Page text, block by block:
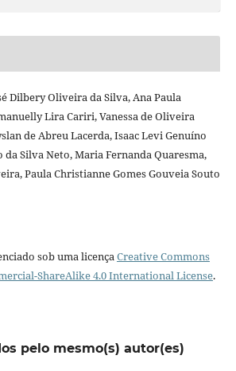
Dilbery Oliveira da Silva, Ana Paula
Lira Cariri, Vanessa de Oliveira
de Abreu Lacerda, Isaac Levi Genuíno
da Silva Neto, Maria Fernanda Quaresma,
Paula Christianne Gomes Gouveia Souto
sob uma licençaCreative Commons
ShareAlike 4.0 International License.
pelo mesmo(s) autor(es)